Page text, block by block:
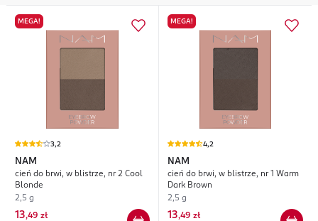
MEGA!
3,2
NAM
cień do brwi, w blistrze, nr 2 Cool
Blonde
2,5 g
13,49 zł
MEGA!
4,2
NAM
cień do brwi, w blistrze, nr 1 Warm
Dark Brown
2,5 g
13,49 zł